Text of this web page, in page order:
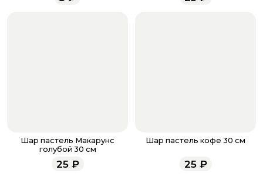
всегда рады проконсультировать вас.
Шар пастель Макарунс
голубой 30 см
25₽
Шар пастель кофе 30 см
25₽